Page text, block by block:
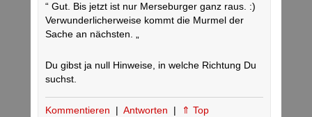
“ Gut. Bis jetzt ist nur Merseburger ganz raus. :)
Verwunderlicherweise kommt die Murmel der
Sache an nächsten. „
Du gibst ja null Hinweise, in welche Richtung Du
suchst.
Kommentieren | Antworten | ⇑ Top